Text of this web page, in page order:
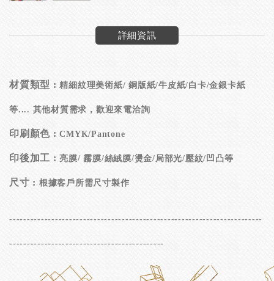
詳細資訊
材質類型 : 精細紋理美術紙/ 銅版紙/牛皮紙/白卡/金銀卡紙
等.... 其他材質需求，歡迎來電洽詢
印刷顏色 :CMYK/Pantone
印後加工 :亮膜/ 霧膜/絲絨膜/燙金/局部光/壓紋/凹凸等
尺寸 : 根據客戶所需尺寸製作
------------------------------------------------------------------------
--------------------------------------------